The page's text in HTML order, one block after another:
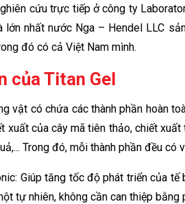
cứu trực tiếp ở công ty
lớn nhất nước Nga – Hendel LLC
đó có cả Việt Nam mình.
của Titan Gel
vật có chứa các thành phần hoàn
xuất của cây mã tiên thảo, chiết
Trong đó, mỗi thành phần đều có
Giúp tăng tốc độ phát triển của
tự nhiên, không cần can thiệp bằng